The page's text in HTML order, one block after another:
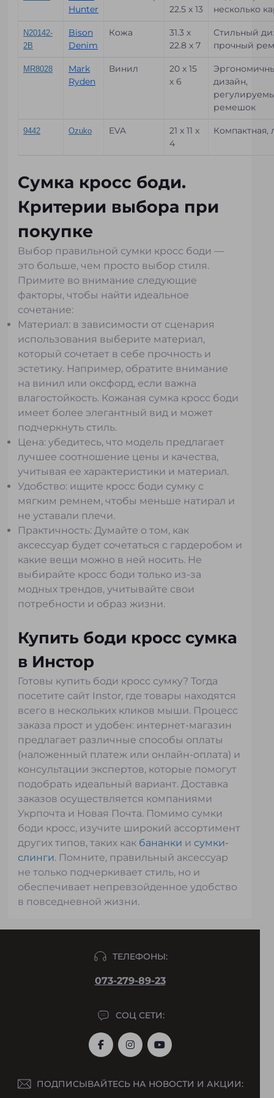
Hunter
22.5 x 13
несколько
N20142-
2B
Bison
Denim
Кожа
31.3 x
22.8 x 7
Стильный
прочный
MR8028
Mark
Ryden
Винил
20 х 15
х 6
дизайн,
ремешок
9442 Ozuko EVA
21 x 11 x
4
Компактная,
Сумка кросс боди.
Критерии выбора при
покупке
Выбор правильной сумки кросс боди —
это больше, чем просто выбор стиля.
Примите во внимание следующие
факторы, чтобы найти идеальное
сочетание:
Материал: в зависимости от сценария
использования выберите материал,
который сочетает в себе прочность и
эстетику. Например, обратите внимание
на винил или оксфорд, если важна
влагостойкость. Кожаная сумка кросс боди
имеет более элегантный вид и может
подчеркнуть стиль.
Цена: убедитесь, что модель предлагает
лучшее соотношение цены и качества,
учитывая ее характеристики и материал.
Удобство: ищите кросс боди сумку с
мягким ремнем, чтобы меньше натирал и
не уставали плечи.
Практичность: Думайте о том, как
аксессуар будет сочетаться с гардеробом и
какие вещи можно в ней носить. Не
выбирайте кросс боди только из-за
модных трендов, учитывайте свои
потребности и образ жизни.
Купить боди кросс сумка
в Инстор
Готовы купить боди кросс сумку? Тогда
посетите сайт Instor, где товары находятся
всего в нескольких кликов мыши. Процесс
заказа прост и удобен: интернет-магазин
предлагает различные способы оплаты
(наложенный платеж или онлайн-оплата) и
консультации экспертов, которые помогут
подобрать идеальный вариант. Доставка
заказов осуществляется компаниями
Укрпочта и Новая Почта. Помимо сумки
боди кросс, изучите широкий ассортимент
других типов, таких как бананки и сумки-
слинги. Помните, правильный аксессуар
не только подчеркивает стиль, но и
обеспечивает непревзойденное удобство
в повседневной жизни.
ТЕЛЕФОНЫ:
073-279-89-23
СОЦ СЕТИ:
ПОДПИСЫВАЙТЕСЬ НА НОВОСТИ И АКЦИИ: